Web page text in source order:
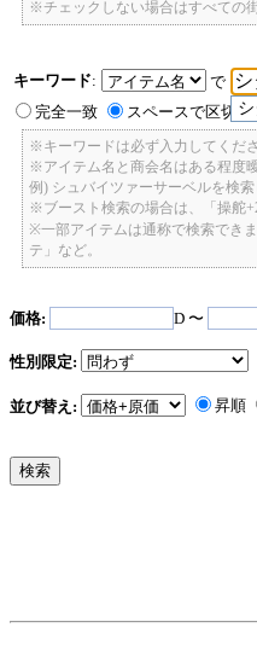
※チェックしない場合はすべての
キーワード:
で
完全一致
スペースで区切っ
※キーワードは必ず入力してくださ
※アイテム名と商会名はある程度
例) シュバイツァーサーベルを検
※ブースト検索の場合は、「操舵
※一部アイテムは通称で検索でき
テ」など。
価格: D 〜
性別限定:
並び替え: 昇順